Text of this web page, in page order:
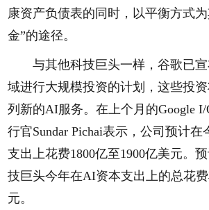
康资产负债表的同时，以平衡方式
金”的途径。
与其他科技巨头一样，谷歌已宣
域进行大规模投资的计划，这些投
列新的AI服务。在上个月的Google
行官Sundar Pichai表示，公司预计
支出上花费1800亿至1900亿美元。
技巨头今年在AI资本支出上的总花
元。